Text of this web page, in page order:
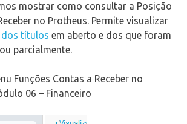
mostrar como consultar a Posição
no Protheus. Permite visualizar
títulos em aberto e dos que foram
parcialmente.
Funções Contas a Receber no
06 – Financeiro